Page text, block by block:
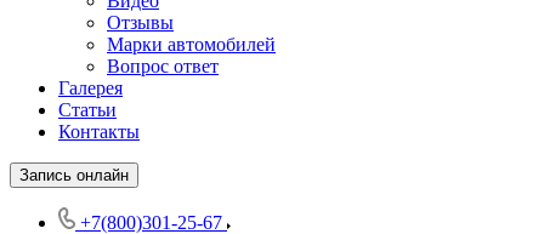
Отзывы
Марки автомобилей
Вопрос ответ
Галерея
Статьи
Контакты
Запись онлайн
+7(800)301-25-67